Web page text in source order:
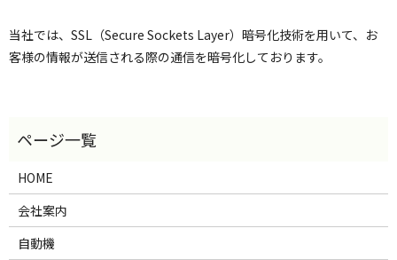
当社では、SSL（Secure Sockets Layer）暗号化技術を用いて、お
客様の情報が送信される際の通信を暗号化しております。
HOME
会社案内
自動機